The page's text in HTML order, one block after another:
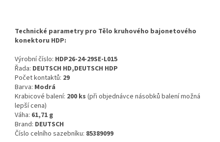
Technické parametry pro Tělo kruhového bajonetového
konektoru HDP:
Výrobní číslo: HDP26-24-29SE-L015
Řada: DEUTSCH HD,DEUTSCH HDP
Počet kontaktů: 29
Barva: Modrá
Krabicové balení: 200 ks (při objednávce násobků balení možná
lepší cena)
Váha: 61,71 g
Brand: DEUTSCH
Číslo celního sazebníku: 85389099